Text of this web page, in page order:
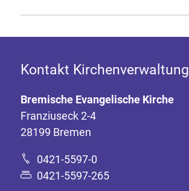
Kontakt Kirchenverwaltung
Bremische Evangelische Kirche
Franziuseck 2-4
28199 Bremen
0421-5597-0
0421-5597-265